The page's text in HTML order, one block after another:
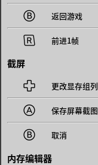
 返回游戏
 前进1帧
截屏
 更改显存组列
 保存屏幕截图
 取消
内存编辑器